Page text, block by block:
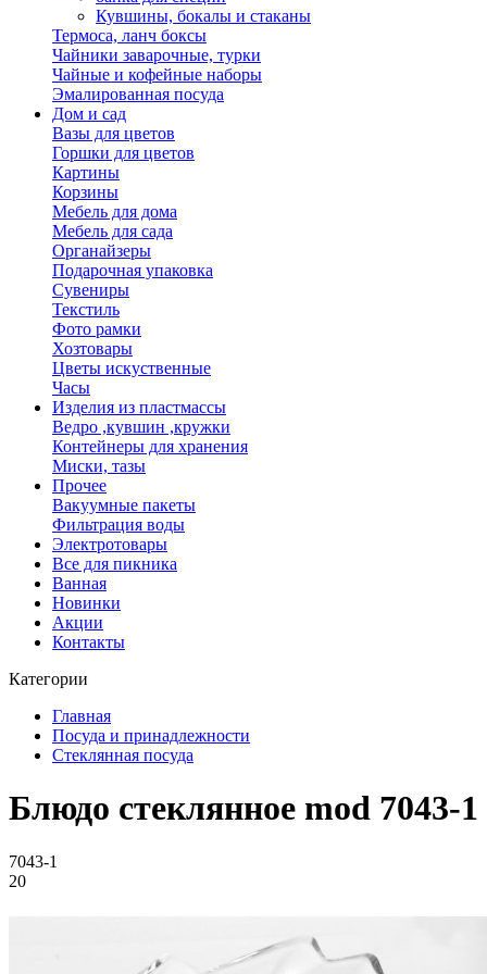
Кувшины, бокалы и стаканы
Термоса, ланч боксы
Чайники заварочные, турки
Чайные и кофейные наборы
Эмалированная посуда
Дом и сад
Вазы для цветов
Горшки для цветов
Картины
Корзины
Мебель для дома
Мебель для сада
Органайзеры
Подарочная упаковка
Сувениры
Текстиль
Фото рамки
Хозтовары
Цветы искуственные
Часы
Изделия из пластмассы
Ведро ,кувшин ,кружки
Контейнеры для хранения
Миски, тазы
Прочее
Вакуумные пакеты
Фильтрация воды
Электротовары
Все для пикника
Ванная
Новинки
Акции
Контакты
Категории
Главная
Посуда и принадлежности
Стеклянная посуда
Блюдо стеклянное mod 7043-1
7043-1
20